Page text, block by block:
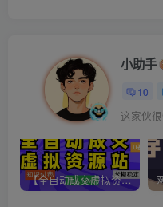
小助手
10
这家伙
【全自动成交虚拟资源站】站长唯一陪跑项目！月入10W+~长期稳定~